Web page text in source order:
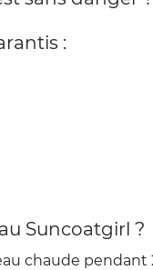
:
Suncoatgirl ?
chaude